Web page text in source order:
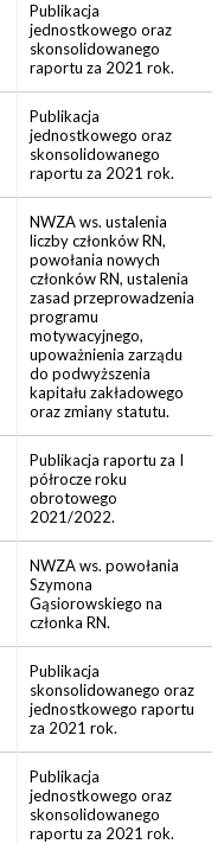
Publikacja
jednostkowego oraz
skonsolidowanego
raportu za 2021 rok.
Publikacja
jednostkowego oraz
skonsolidowanego
raportu za 2021 rok.
NWZA ws. ustalenia
liczby członków RN,
powołania nowych
członków RN, ustalenia
zasad przeprowadzenia
programu
motywacyjnego,
upoważnienia zarządu
do podwyższenia
kapitału zakładowego
oraz zmiany statutu.
Publikacja raportu za I
półrocze roku
obrotowego
2021/2022.
NWZA ws. powołania
Szymona
Gąsiorowskiego na
członka RN.
Publikacja
skonsolidowanego oraz
jednostkowego raportu
za 2021 rok.
Publikacja
jednostkowego oraz
skonsolidowanego
raportu za 2021 rok.